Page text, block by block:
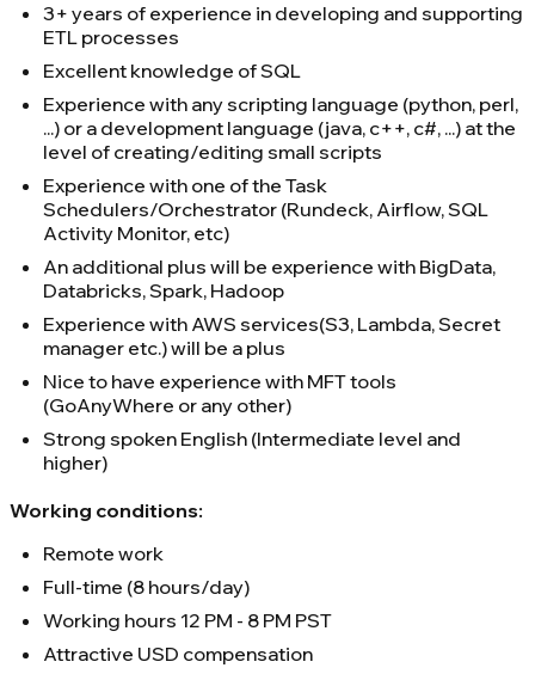
3+ years of experience in developing and supporting
ETL processes
Excellent knowledge of SQL
Experience with any scripting language (python, perl,
...) or a development language (java, c++, c#, ...) at the
level of creating/editing small scripts
Experience with one of the Task
Schedulers/Orchestrator (Rundeck, Airflow, SQL
Activity Monitor, etc)
An additional plus will be experience with BigData,
Databricks, Spark, Hadoop
Experience with AWS services(S3, Lambda, Secret
manager etc.) will be a plus
Nice to have experience with MFT tools
(GoAnyWhere or any other)
Strong spoken English (Intermediate level and
higher)
Working conditions:
Remote work
Full-time (8 hours/day)
Working hours 12 PM - 8 PM PST
Attractive USD compensation